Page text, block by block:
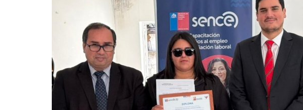
Linares: ciclista muere tras ser
atropellado en el peligroso...
Editora Junio 9, 2026 1281
Los hechos originados a eso de las 08:15 de esta mañana en
el cruce Las Vertientes,...
a
Editora Abril
Los hechos